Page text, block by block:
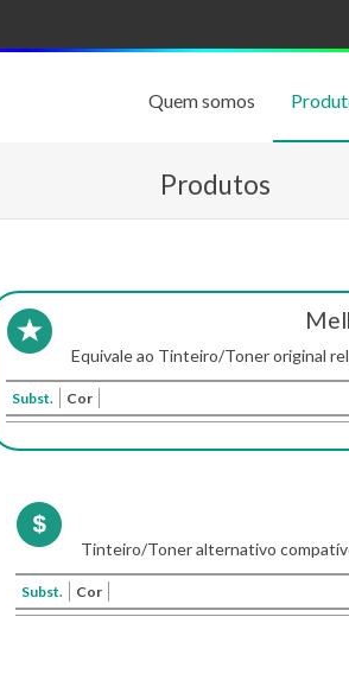
Quem somos
Produtos
Equivale ao Tinteiro/Toner original
Subst. Cor
Tinteiro/Toner alternativo
Subst. Cor